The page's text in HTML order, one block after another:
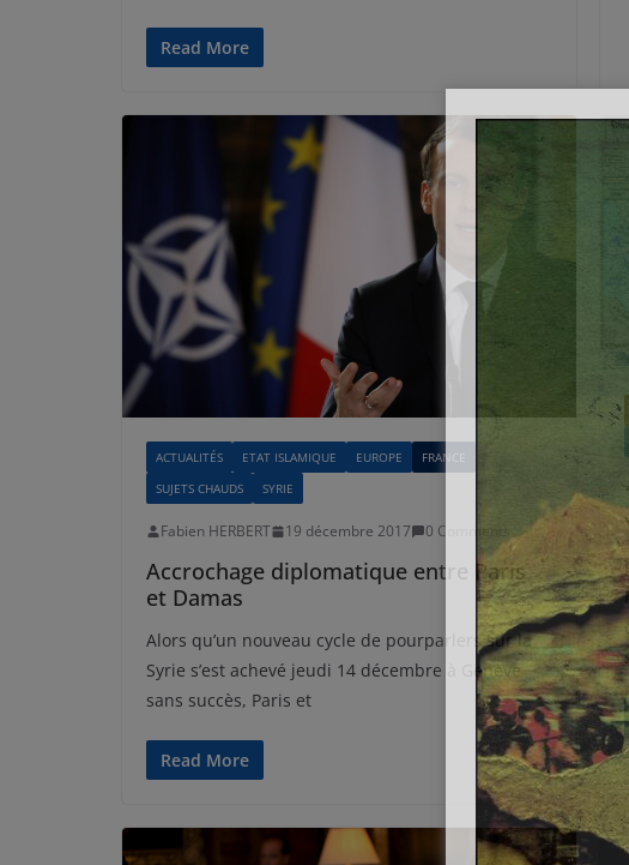
Read More
ACTUALITÉS ETAT ISLAMIQUE EUROPE
FRANCE
SUJETS CHAUDS
SYRIE
Fabien HERBERT 19 décembre 2017 0 Comments
Accrochage diplomatique entre Paris
et Damas
Alors qu’un nouveau cycle de pourparlers sur la
Syrie s’est achevé jeudi 14 décembre à Genève
sans succès, Paris et
Read More